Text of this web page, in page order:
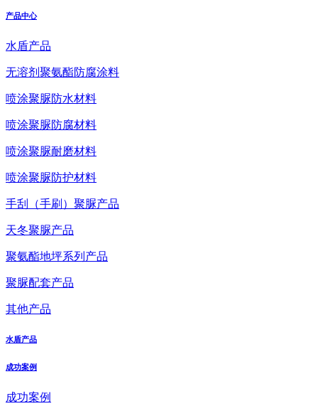
产品中心
水盾产品
无溶剂聚氨酯防腐涂料
喷涂聚脲防水材料
喷涂聚脲防腐材料
喷涂聚脲耐磨材料
喷涂聚脲防护材料
手刮（手刷）聚脲产品
天冬聚脲产品
聚氨酯地坪系列产品
聚脲配套产品
其他产品
水盾产品
成功案例
成功案例